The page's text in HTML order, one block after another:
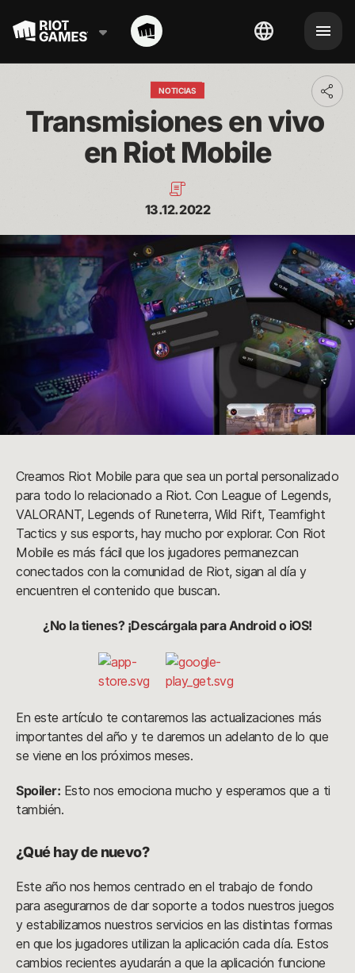
NOTICIAS
Transmisiones en vivo
en Riot Mobile
13.12.2022
Creamos Riot Mobile para que sea un portal personalizado
para todo lo relacionado a Riot. Con League of Legends,
VALORANT, Legends of Runeterra, Wild Rift, Teamfight
Tactics y sus esports, hay mucho por explorar. Con Riot
Mobile es más fácil que los jugadores permanezcan
conectados con la comunidad de Riot, sigan al día y
encuentren el contenido que buscan.
¿No la tienes? ¡Descárgala para Android o iOS!
En este artículo te contaremos las actualizaciones más
importantes del año y te daremos un adelanto de lo que
se viene en los próximos meses.
Spoiler: Esto nos emociona mucho y esperamos que a ti
también.
¿Qué hay de nuevo?
Este año nos hemos centrado en el trabajo de fondo
para asegurarnos de dar soporte a todos nuestros juegos
y estabilizamos nuestros servicios en las distintas formas
en que los jugadores utilizan la aplicación cada día. Estos
cambios recientes ayudarán a que la aplicación funcione